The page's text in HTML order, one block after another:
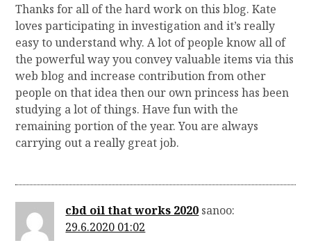
Thanks for all of the hard work on this blog. Kate
loves participating in investigation and it’s really
easy to understand why. A lot of people know all of
the powerful way you convey valuable items via this
web blog and increase contribution from other
people on that idea then our own princess has been
studying a lot of things. Have fun with the
remaining portion of the year. You are always
carrying out a really great job.
cbd oil that works 2020 sanoo:
29.6.2020 01:02